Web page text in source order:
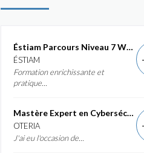
Éstiam Parcours Niveau 7 Web &...
ÉSTIAM
Formation enrichissante et
pratique...
Mastère Expert en Cybersécurité
OTERIA
J'ai eu l'occasion de...